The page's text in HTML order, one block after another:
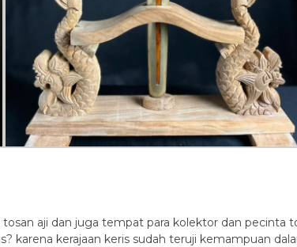
aji dan juga tempat para kolektor dan pecinta
karena kerajaan keris sudah teruji kemampuan